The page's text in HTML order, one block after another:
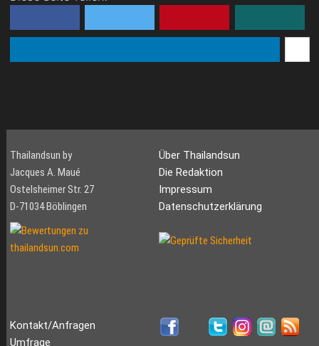
Thailandsun by
Jacques A. Maué
Ostelsheimer Str. 27
D-71034 Böblingen
Über Thailandsun
Die Redaktion
Impressum
Datenschutzerklärung
Kontakt/Anfragen
Umfrage